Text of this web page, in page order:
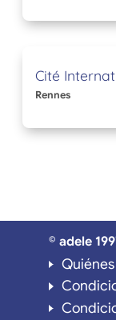
Cité
Rennes
© adele